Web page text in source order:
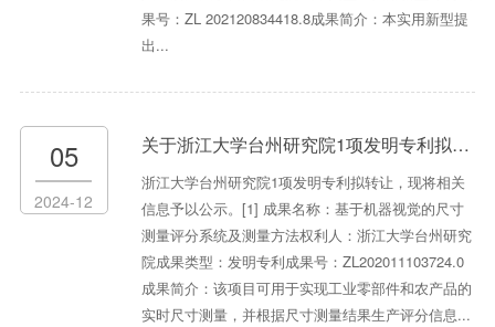
果号：ZL 202120834418.8成果简介：本实用新型提
出...
05
2024-12
关于浙江大学台州研究院1项发明专利拟转让的公示
浙江大学台州研究院1项发明专利拟转让，现将相关
信息予以公示。[1] 成果名称：基于机器视觉的尺寸
测量评分系统及测量方法权利人：浙江大学台州研究
院成果类型：发明专利成果号：ZL202011103724.0
成果简介：该项目可用于实现工业零部件和农产品的
实时尺寸测量，并根据尺寸测量结果生产评分信息...